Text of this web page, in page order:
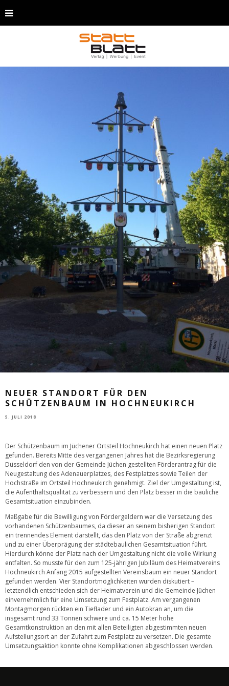
NEUER STANDORT FÜR DEN
SCHÜTZENBAUM IN HOCHNEUKIRCH
5. JULI 2018
Der Schützenbaum im Jüchener Ortsteil Hochneukirch hat einen neuen Platz
gefunden. Bereits Mitte des vergangenen Jahres hat die Bezirksregierung
Düsseldorf den von der Gemeinde Jüchen gestellten Förderantrag für die
Neugestaltung des Adenauerplatzes, des Festplatzes sowie Teilen der
Hochstraße im Ortsteil Hochneukirch genehmigt. Ziel der Umgestaltung ist,
die Aufenthaltsqualität zu verbessern und den Platz besser in die bauliche
Gesamtsituation einzubinden.
Maßgabe für die Bewilligung von Fördergeldern war die Versetzung des
vorhandenen Schützenbaumes, da dieser an seinem bisherigen Standort
ein trennendes Element darstellt, das den Platz von der Straße abgrenzt
und zu einer Überprägung der städtebaulichen Gesamtsituation führt.
Hierdurch könne der Platz nach der Umgestaltung nicht die volle Wirkung
entfalten. So musste für den zum 125-jährigen Jubiläum des Heimatvereins
Hochneukirch Anfang 2015 aufgestellten Vereinsbaum ein neuer Standort
gefunden werden. Vier Standortmöglichkeiten wurden diskutiert –
letztendlich entschieden sich der Heimatverein und die Gemeinde Jüchen
einvernehmlich für eine Umsetzung zum Festplatz. Am vergangenen
Montagmorgen rückten ein Tieflader und ein Autokran an, um die
insgesamt rund 33 Tonnen schwere und ca. 15 Meter hohe
Gesamtkonstruktion an den mit allen Beteiligten abgestimmten neuen
Aufstellungsort an der Zufahrt zum Festplatz zu versetzen. Die gesamte
Umsetzungsaktion konnte ohne Komplikationen abgeschlossen werden.